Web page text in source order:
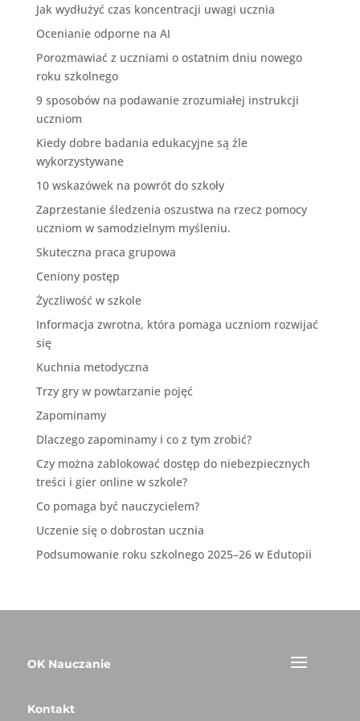
Jak wydłużyć czas koncentracji uwagi ucznia
Ocenianie odporne na AI
Porozmawiać z uczniami o ostatnim dniu nowego
roku szkolnego
9 sposobów na podawanie zrozumiałej instrukcji
uczniom
Kiedy dobre badania edukacyjne są źle
wykorzystywane
10 wskazówek na powrót do szkoły
Zaprzestanie śledzenia oszustwa na rzecz pomocy
uczniom w samodzielnym myśleniu.
Skuteczna praca grupowa
Ceniony postęp
Życzliwość w szkole
Informacja zwrotna, która pomaga uczniom rozwijać
się
Kuchnia metodyczna
Trzy gry w powtarzanie pojęć
Zapominamy
Dlaczego zapominamy i co z tym zrobić?
Czy można zablokować dostęp do niebezpiecznych
treści i gier online w szkole?
Co pomaga być nauczycielem?
Uczenie się o dobrostan ucznia
Podsumowanie roku szkolnego 2025–26 w Edutopii
OK Nauczanie
Kontakt